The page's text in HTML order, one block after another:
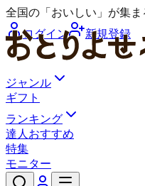
全国の「おいしい」が集
ログイン
新規登録
ジャンル
ギフト
ランキング
達人おすすめ
特集
モニター